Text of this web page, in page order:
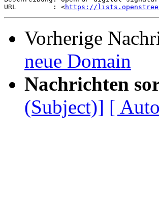
URL         : <https://
Vorherige
neue Domain
Nachrichten
(Subject)] [